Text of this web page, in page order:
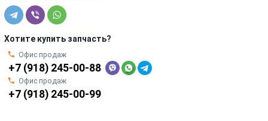
Хотите купить запчасть?
Офис продаж
+7 (918) 245-00-88
Офис продаж
+7 (918) 245-00-99